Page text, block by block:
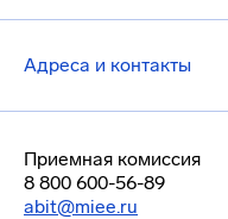
Адреса и контакты
Приемная комиссия
8 800 600-56-89
abit@miee.ru